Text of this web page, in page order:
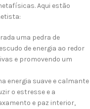
Aqui estão
uma pedra de
de energia ao redor
e promovendo um
energia suave e calmante
o estresse e a
e paz interior,